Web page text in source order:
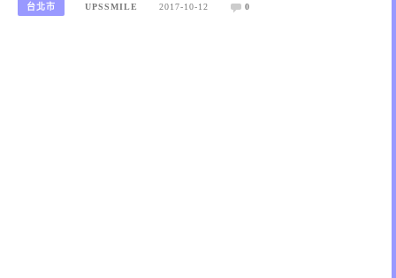
台北市 UPSSMILE 2017-10-12 0